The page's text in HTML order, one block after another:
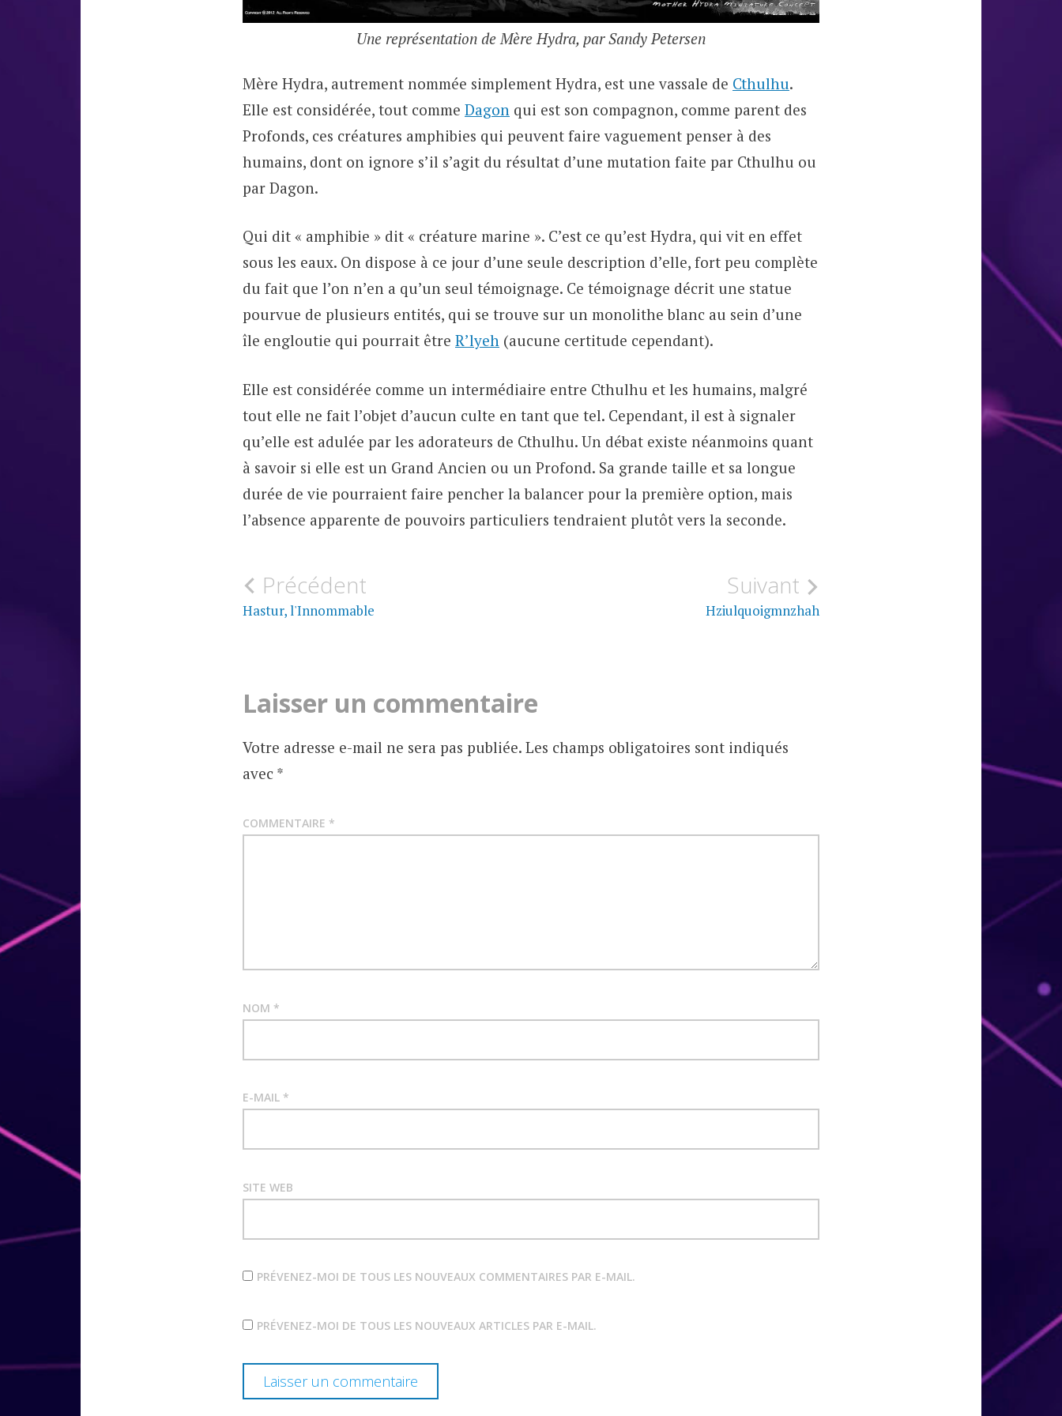
Une représentation de Mère Hydra, par Sandy Petersen
Mère Hydra, autrement nommée simplement Hydra, est une vassale de Cthulhu.
Elle est considérée, tout comme Dagon qui est son compagnon, comme parent des
Profonds, ces créatures amphibies qui peuvent faire vaguement penser à des
humains, dont on ignore s’il s’agit du résultat d’une mutation faite par Cthulhu ou
par Dagon.
Qui dit « amphibie » dit « créature marine ». C’est ce qu’est Hydra, qui vit en effet
sous les eaux. On dispose à ce jour d’une seule description d’elle, fort peu complète
du fait que l’on n’en a qu’un seul témoignage. Ce témoignage décrit une statue
pourvue de plusieurs entités, qui se trouve sur un monolithe blanc au sein d’une
île engloutie qui pourrait être R’lyeh (aucune certitude cependant).
Elle est considérée comme un intermédiaire entre Cthulhu et les humains, malgré
tout elle ne fait l’objet d’aucun culte en tant que tel. Cependant, il est à signaler
qu’elle est adulée par les adorateurs de Cthulhu. Un débat existe néanmoins quant
à savoir si elle est un Grand Ancien ou un Profond. Sa grande taille et sa longue
durée de vie pourraient faire pencher la balancer pour la première option, mais
l’absence apparente de pouvoirs particuliers tendraient plutôt vers la seconde.
&
CROYANCES
MYTHOLOGIE
Navigation
de
Précédent
Hastur, l'Innommable
Suivant
Hziulquoigmnzhah
Laisser un commentaire
Votre adresse e-mail ne sera pas publiée. Les champs obligatoires sont indiqués
avec *
COMMENTAIRE *
NOM *
E-MAIL *
SITE WEB
PRÉVENEZ-MOI DE TOUS LES NOUVEAUX COMMENTAIRES PAR E-MAIL.
PRÉVENEZ-MOI DE TOUS LES NOUVEAUX ARTICLES PAR E-MAIL.